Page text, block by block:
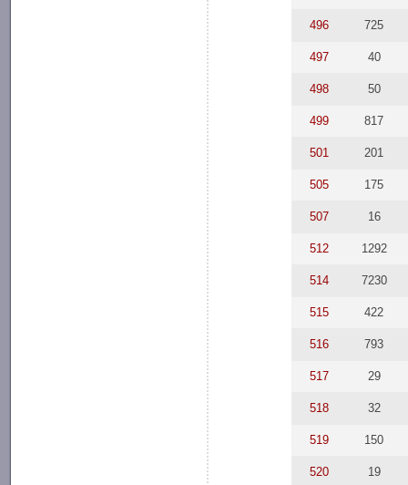
496 725
497 40
498 50
499 817
501 201
505 175
507 16
512 1292
514 7230
515 422
516 793
517 29
518 32
519 150
520 19